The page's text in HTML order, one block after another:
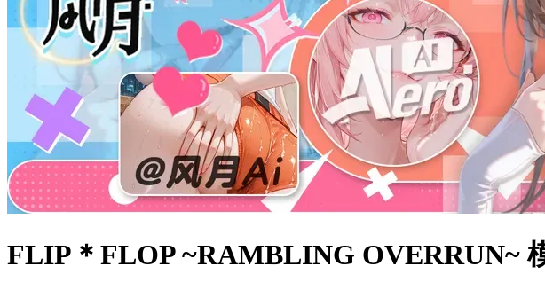
FLIP＊FLOP ~RAMBLING OVERRUN~